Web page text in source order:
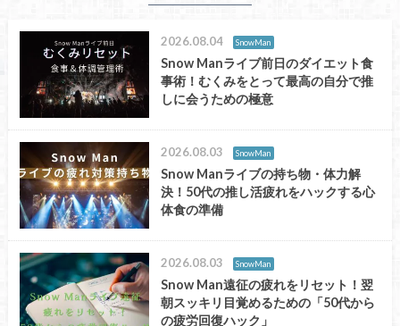
2026.08.04 SnowMan
Snow Manライブ前日のダイエット食
事術！むくみをとって最高の自分で推
しに会うための極意
2026.08.03 SnowMan
Snow Manライブの持ち物・体力解
決！50代の推し活疲れをハックする心
体食の準備
2026.08.03 SnowMan
Snow Man遠征の疲れをリセット！翌
朝スッキリ目覚めるための「50代から
の疲労回復ハック」